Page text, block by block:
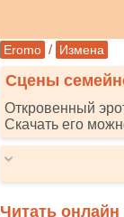
Eromo / Измена
Сцены
Откровенный
Скачать его
Читать